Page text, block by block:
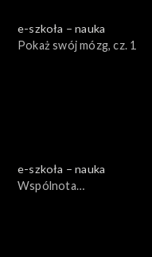
e-szkoła – nauka
Pokaż swój mózg, cz. 1
e-szkoła – nauka
Wspólnota